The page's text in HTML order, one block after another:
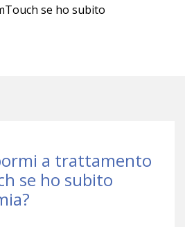
se ho subito
a trattamento
se ho subito